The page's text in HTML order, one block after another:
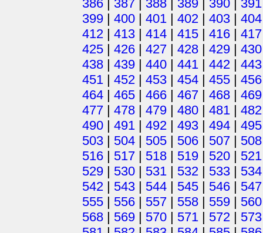
386 | 387 | 388 | 389 | 390 | 391
399 | 400 | 401 | 402 | 403 | 404
412 | 413 | 414 | 415 | 416 | 417
425 | 426 | 427 | 428 | 429 | 430
438 | 439 | 440 | 441 | 442 | 443
451 | 452 | 453 | 454 | 455 | 456
464 | 465 | 466 | 467 | 468 | 469
477 | 478 | 479 | 480 | 481 | 482
490 | 491 | 492 | 493 | 494 | 495
503 | 504 | 505 | 506 | 507 | 508
516 | 517 | 518 | 519 | 520 | 521
529 | 530 | 531 | 532 | 533 | 534
542 | 543 | 544 | 545 | 546 | 547
555 | 556 | 557 | 558 | 559 | 560
568 | 569 | 570 | 571 | 572 | 573